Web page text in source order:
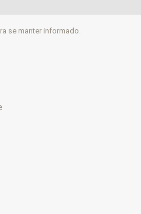
se manter informado.